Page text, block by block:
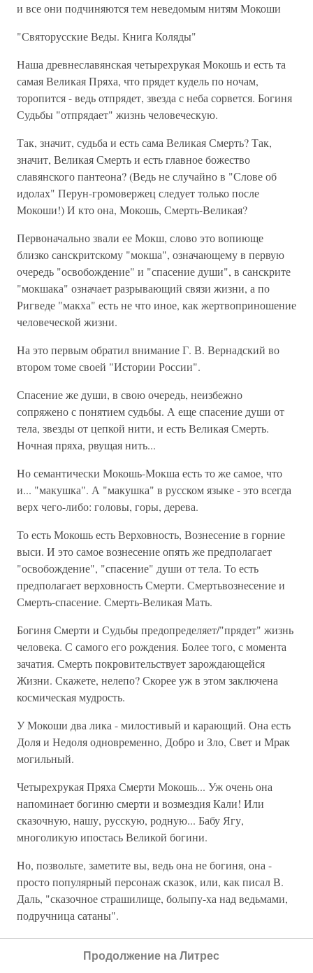
и все они подчиняются тем неведомым нитям Мокоши
"Святорусские Веды. Книга Коляды"
Наша древнеславянская четырехрукая Мокошь и есть та
самая Великая Пряха, что прядет кудель по ночам,
торопится - ведь отпрядет, звезда с неба сорвется. Богиня
Судьбы "отпрядает" жизнь человеческую.
Так, значит, судьба и есть сама Великая Смерть? Так,
значит, Великая Смерть и есть главное божество
славянского пантеона? (Ведь не случайно в "Слове об
идолах" Перун-громовержец следует только после
Мокоши!) И кто она, Мокошь, Смерть-Великая?
Первоначально звали ее Мокш, слово это вопиюще
близко санскритскому "мокша", означающему в первую
очередь "освобождение" и "спасение души", в санскрите
"мокшака" означает разрывающий связи жизни, а по
Ригведе "макха" есть не что иное, как жертвоприношение
человеческой жизни.
На это первым обратил внимание Г. В. Вернадский во
втором томе своей "Истории России".
Спасение же души, в свою очередь, неизбежно
сопряжено с понятием судьбы. А еще спасение души от
тела, звезды от цепкой нити, и есть Великая Смерть.
Ночная пряха, рвущая нить...
Но семантически Мокошь-Мокша есть то же самое, что
и... "макушка". А "макушка" в русском языке - это всегда
верх чего-либо: головы, горы, дерева.
То есть Мокошь есть Верховность, Вознесение в горние
выси. И это самое вознесение опять же предполагает
"освобождение", "спасение" души от тела. То есть
предполагает верховность Смерти. Смертьвознесение и
Смерть-спасение. Смерть-Великая Мать.
Богиня Смерти и Судьбы предопределяет/"прядет" жизнь
человека. С самого его рождения. Более того, с момента
зачатия. Смерть покровительствует зарождающейся
Жизни. Скажете, нелепо? Скорее уж в этом заключена
космическая мудрость.
У Мокоши два лика - милостивый и карающий. Она есть
Доля и Недоля одновременно, Добро и Зло, Свет и Мрак
могильный.
Четырехрукая Пряха Смерти Мокошь... Уж очень она
напоминает богиню смерти и возмездия Кали! Или
сказочную, нашу, русскую, родную... Бабу Ягу,
многоликую ипостась Великой богини.
Но, позвольте, заметите вы, ведь она не богиня, она -
просто популярный персонаж сказок, или, как писал В.
Даль, "сказочное страшилище, болыпу-ха над ведьмами,
подручница сатаны".
Да, возможно, Баба Яга/Мокошь - персонаж сказочный,
но одновременно и "очень трудный для анализа" (В. Я.
Продолжение на Литрес